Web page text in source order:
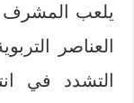
يلعب المشرف
العناصر
التشدد في